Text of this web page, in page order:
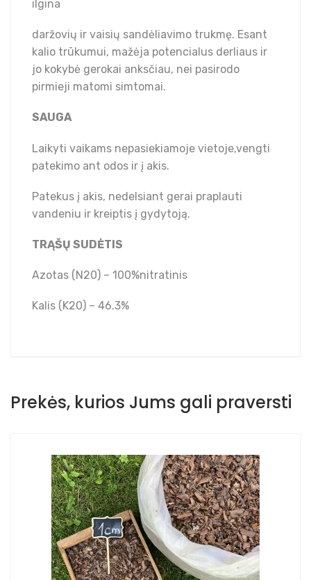
ilgina
daržovių ir vaisių sandėliavimo trukmę. Esant
kalio trūkumui, mažėja potencialus derliaus ir
jo kokybė gerokai anksčiau, nei pasirodo
pirmieji matomi simtomai.
SAUGA
Laikyti vaikams nepasiekiamoje vietoje,vengti
patekimo ant odos ir į akis.
Patekus į akis, nedelsiant gerai praplauti
vandeniu ir kreiptis į gydytoją.
TRĄŠŲ SUDĖTIS
Azotas (N20) – 100%nitratinis
Kalis (K20) – 46.3%
Prekės, kurios Jums gali praversti